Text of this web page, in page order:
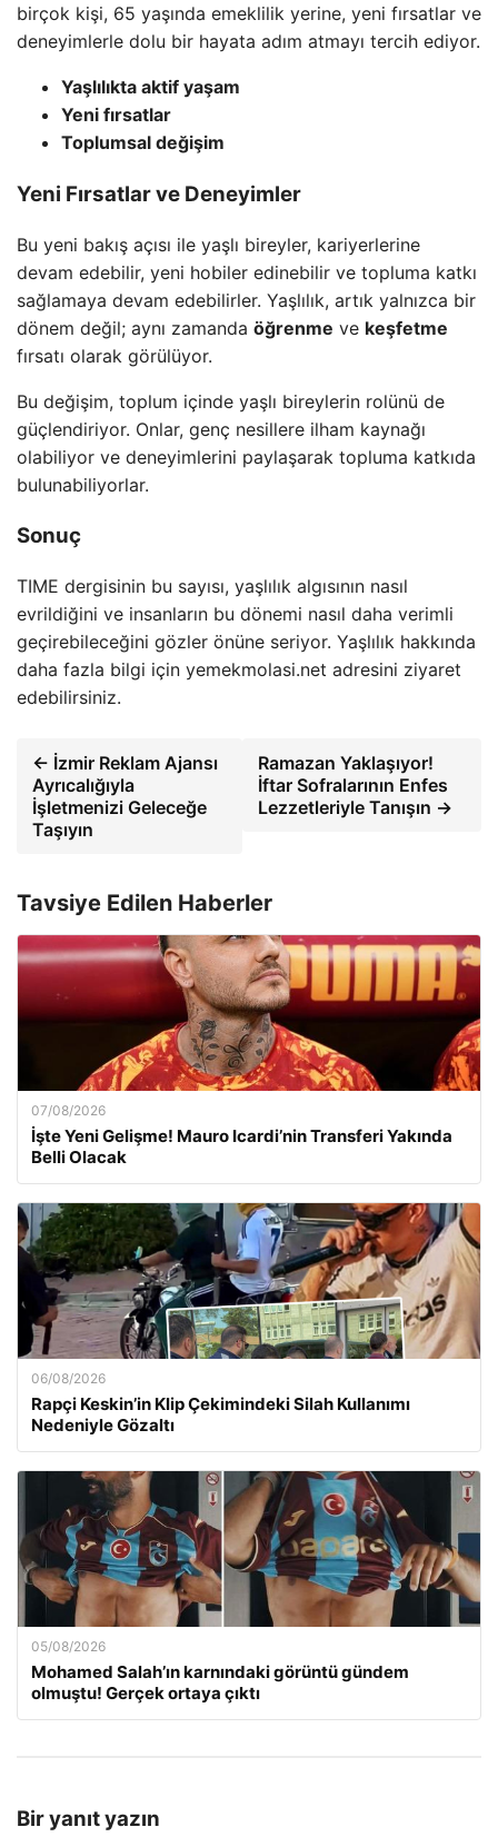
birçok kişi, 65 yaşında emeklilik yerine, yeni fırsatlar ve
deneyimlerle dolu bir hayata adım atmayı tercih ediyor.
Yaşlılıkta aktif yaşam
Yeni fırsatlar
Toplumsal değişim
Yeni Fırsatlar ve Deneyimler
Bu yeni bakış açısı ile yaşlı bireyler, kariyerlerine
devam edebilir, yeni hobiler edinebilir ve topluma katkı
sağlamaya devam edebilirler. Yaşlılık, artık yalnızca bir
dönem değil; aynı zamanda öğrenme ve keşfetme
fırsatı olarak görülüyor.
Bu değişim, toplum içinde yaşlı bireylerin rolünü de
güçlendiriyor. Onlar, genç nesillere ilham kaynağı
olabiliyor ve deneyimlerini paylaşarak topluma katkıda
bulunabiliyorlar.
Sonuç
TIME dergisinin bu sayısı, yaşlılık algısının nasıl
evrildiğini ve insanların bu dönemi nasıl daha verimli
geçirebileceğini gözler önüne seriyor. Yaşlılık hakkında
daha fazla bilgi için yemekmolasi.net adresini ziyaret
edebilirsiniz.
← İzmir Reklam Ajansı
Ayrıcalığıyla
İşletmenizi Geleceğe
Taşıyın
Ramazan Yaklaşıyor!
İftar Sofralarının Enfes
Lezzetleriyle Tanışın →
Tavsiye Edilen Haberler
07/08/2026
İşte Yeni Gelişme! Mauro Icardi’nin Transferi Yakında
Belli Olacak
06/08/2026
Rapçi Keskin’in Klip Çekimindeki Silah Kullanımı
Nedeniyle Gözaltı
05/08/2026
Mohamed Salah’ın karnındaki görüntü gündem
olmuştu! Gerçek ortaya çıktı
Bir yanıt yazın